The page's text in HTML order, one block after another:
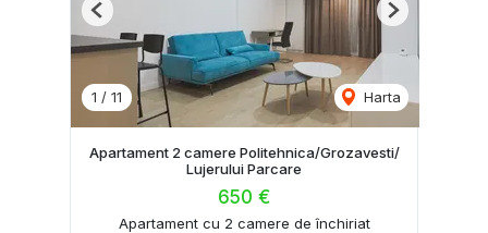
1 / 11 Harta
Previous Next
Apartament 2 camere Politehnica/Grozavesti/
Lujerului Parcare
650 €
Apartament cu 2 camere de închiriat